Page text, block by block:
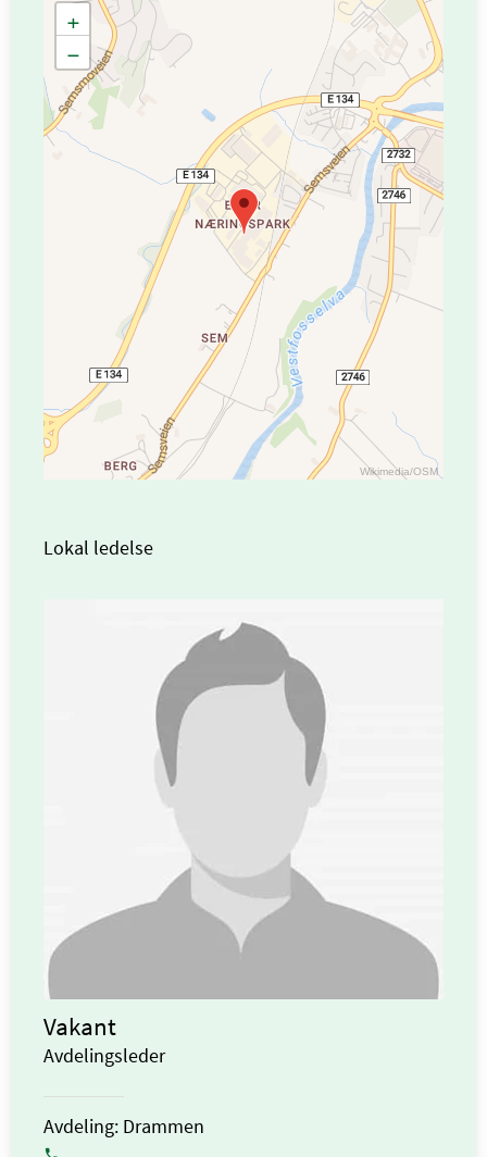
+
−
Wikimedia/OSM
Lokal ledelse
Vakant
Avdelingsleder
Avdeling: Drammen